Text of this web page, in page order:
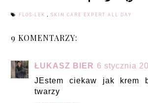
FLOS-LEK ,SKIN CARE EXPERT ALL DAY
9 KOMENTARZY:
ŁUKASZ BIER 6 stycznia
JEstem ciekaw jak krem
twarzy